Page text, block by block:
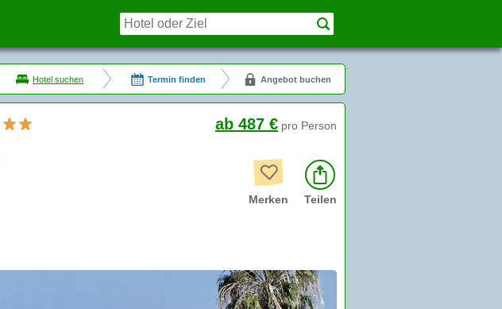
Hotel suchen Termin finden Angebot buchen
ab 487 € pro Person
Merken Teilen